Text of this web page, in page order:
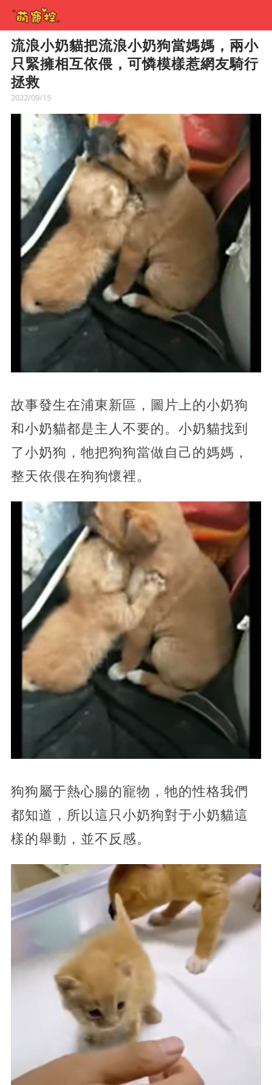
流浪小奶貓把流浪小奶狗當媽媽，兩小
只緊擁相互依偎，可憐模樣惹網友騎行
拯救
2022/09/15
故事發生在浦東新區，圖片上的小奶狗
和小奶貓都是主人不要的。小奶貓找到
了小奶狗，牠把狗狗當做自己的媽媽，
整天依偎在狗狗懷裡。
狗狗屬于熱心腸的寵物，牠的性格我們
都知道，所以這只小奶狗對于小奶貓這
樣的舉動，並不反感。